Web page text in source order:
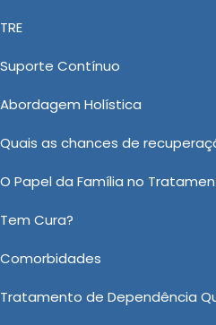
TRE
Suporte Contínuo
Abordagem Holística
Quais as chances de
O Papel da Família no
Tem Cura?
Comorbidades
Tratamento de Dependência
e Bem-Estar
a New New Clinica Vida
tanto nas questões
de Recuperação
com